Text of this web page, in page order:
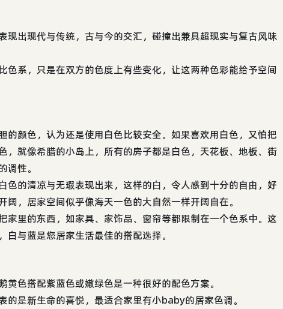
现出现代与传统，古与今的交汇，碰撞出兼具超现实与复古风味
色系，只是在双方的色度上有些变化，让这两种色彩能给予空间
的颜色，认为还是使用白色比较安全。如果喜欢用白色，又怕把
，就像希腊的小岛上，所有的房子都是白色，天花板、地板、街
调性。
色的清凉与无瑕表现出来，这样的白，令人感到十分的自由，好
，居家空间似乎像海天一色的大自然一样开阔自在。
家里的东西，如家具、家饰品、窗帘等都限制在一个色系中。这
与蓝是您居家生活最佳的搭配选择。
色搭配紫蓝色或嫩绿色是一种很好的配色方案。
的是新生命的喜悦，最适合家里有小baby的居家色调。